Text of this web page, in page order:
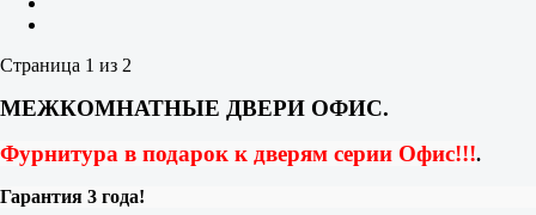
Страница 1 из 2
МЕЖКОМНАТНЫЕ ДВЕРИ ОФИС.
Фурнитура в подарок к дверям серии Офис!!!.
Гарантия 3 года!